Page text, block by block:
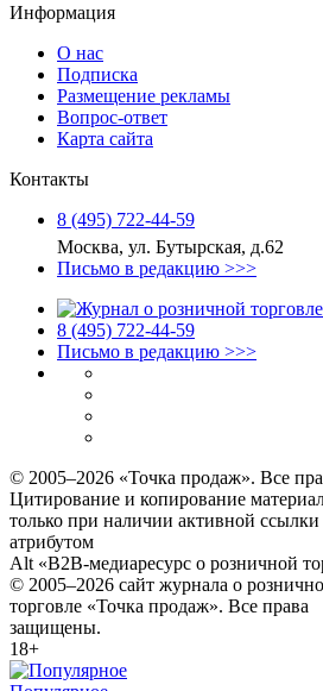
Информация
О нас
Подписка
Размещение рекламы
Вопрос-ответ
Карта сайта
Контакты
8 (495) 722‑44‑59
Москва, ул. Бутырская, д.62
Письмо в редакцию >>>
8 (495) 722‑44‑59
Письмо в редакцию >>>
© 2005–2026 «Точка продаж». Все
Цитирование и копирование
только при наличии активной ссылки
атрибутом
Alt «B2B-медиаресурс о розничной
© 2005–2026 сайт журнала о
торговле «Точка продаж». Все права
защищены.
18+